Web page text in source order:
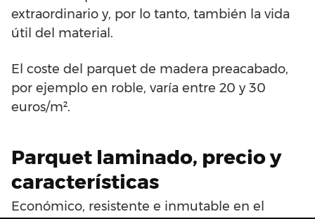
extraordinario y, por lo tanto, también la vida
útil del material.
El coste del parquet de madera preacabado,
por ejemplo en roble, varía entre 20 y 30
euros/m².
Parquet laminado, precio y
características
Económico, resistente e inmutable en el